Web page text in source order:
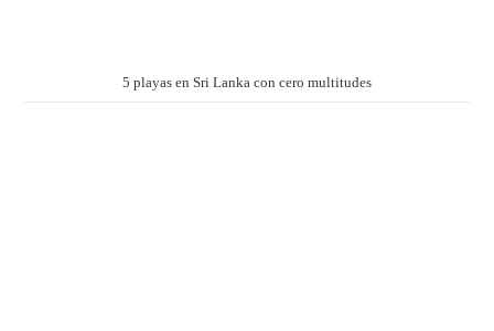
5 playas en Sri Lanka con cero multitudes